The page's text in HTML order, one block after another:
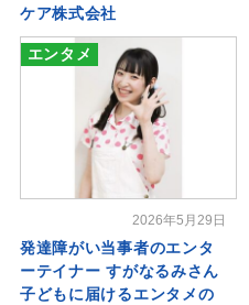
ケア株式会社
エンタメ
2026年5月29日
発達障がい当事者のエンタ
ーテイナー すがなるみさん
子どもに届けるエンタメの